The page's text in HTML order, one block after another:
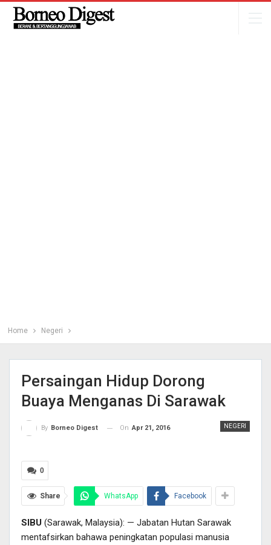
Home Negeri
Persaingan Hidup Dorong
Buaya Menganas Di Sarawak
NEGERI
By Borneo Digest On Apr 21, 2016
0
Share WhatsApp Facebook
SIBU (Sarawak, Malaysia): — Jabatan Hutan Sarawak
mentafsirkan bahawa peningkatan populasi manusia